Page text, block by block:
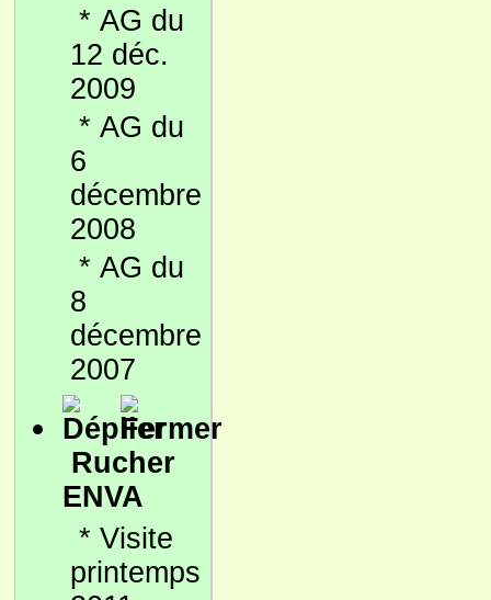
* AG du
12 déc.
2009
* AG du
6
décembre
2008
* AG du
8
décembre
2007
Rucher
ENVA
* Visite
printemps